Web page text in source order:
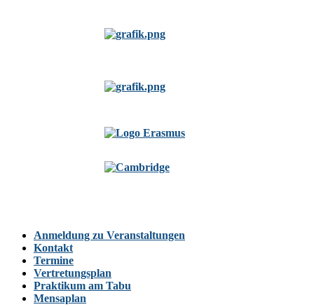
Anmeldung zu Veranstaltungen
Kontakt
Termine
Vertretungsplan
Praktikum am Tabu
Mensaplan